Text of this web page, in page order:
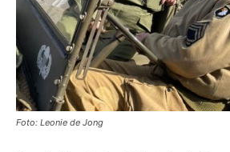
Foto: Leonie de Jong